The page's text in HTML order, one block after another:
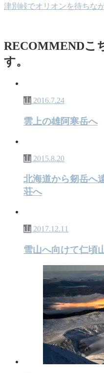
津別峠でオリオンを待ちな
RECOMMENDこ
す。
山 2016.7.24
雲上の雄阿寒岳へ
山 2015.8.20
北海道から剱岳へ
荘へ
山 2017.12.11
雪山へ向けて仁頃